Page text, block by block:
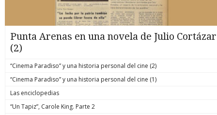
Punta Arenas en una novela de Julio Cortázar
(2)
“Cinema Paradiso” y una historia personal del cine (2)
“Cinema Paradiso” y una historia personal del cine (1)
Las enciclopedias
“Un Tapiz”, Carole King. Parte 2